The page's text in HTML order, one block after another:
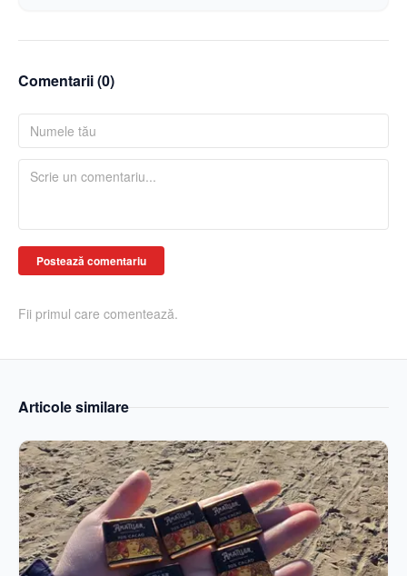
Comentarii (0)
Postează comentariu
Fii primul care comentează.
Articole similare